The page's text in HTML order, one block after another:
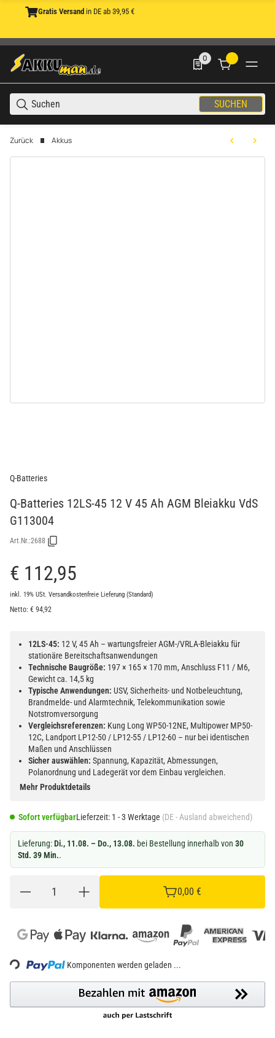
Gratis Versand in DE ab 39,95 €
SUCHEN
0
0 Produkte in der
Zurück Akkus
Q-Batteries
Q-Batteries 12LS-45 12 V 45 Ah AGM Bleiakku VdS
G113004
Art.Nr.:2688
€ 112,95
inkl. 19% USt. Versandkostenfreie Lieferung (Standard)
Netto: € 94,92
12LS-45: 12 V, 45 Ah – wartungsfreier AGM-/VRLA-Bleiakku für
stationäre Bereitschaftsanwendungen
Technische Baugröße: 197 × 165 × 170 mm, Anschluss F11 / M6,
Gewicht ca. 14,5 kg
Typische Anwendungen: USV, Sicherheits- und Notbeleuchtung,
Brandmelde- und Alarmtechnik, Telekommunikation sowie
Notstromversorgung
Vergleichsreferenzen: Kung Long WP50-12NE, Multipower MP50-
12C, Landport LP12-50 / LP12-55 / LP12-60 – nur bei identischen
Maßen und Anschlüssen
Sicher auswählen: Spannung, Kapazität, Abmessungen,
Polanordnung und Ladegerät vor dem Einbau vergleichen.
Mehr Produktdetails
Sofort verfügbarLieferzeit: 1 - 3 Werktage (DE - Ausland abweichend)
Lieferung:Di., 11.08. – Do., 13.08. bei Bestellung innerhalb von 30
Std. 39 Min..
0,00 €
Komponenten werden geladen ...